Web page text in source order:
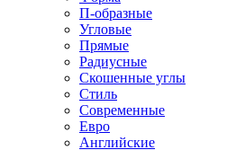
П-образные
Угловые
Прямые
Радиусные
Скошенные углы
Стиль
Современные
Евро
Английские